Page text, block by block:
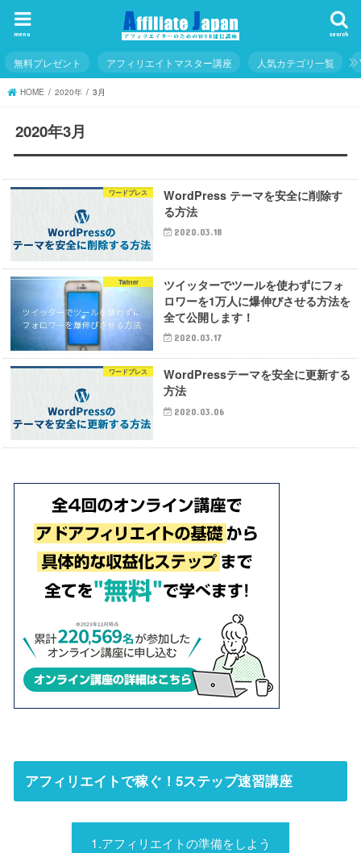
search
menu
無料プレゼント アフィリエイトマスター講座 人気カテゴリ一覧
HOME 2020年 3月
2020年3月
ワードプレス
WordPress テーマを安全に削除す
る方法
2020.03.18
Twitter
ツイッターでツールを使わずにフォ
ロワーを1万人に爆伸びさせる方法を
全て公開します！
2020.03.17
ワードプレス
WordPressテーマを安全に更新する
方法
2020.03.06
アフィリエイトで稼ぐ！5ステップ速習講座
1.アフィリエイトの準備をしよう